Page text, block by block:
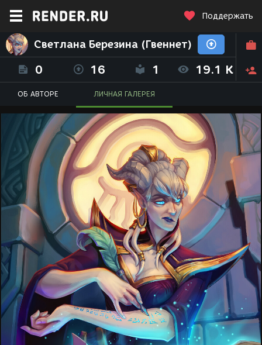
Поддержать
Светлана Березина (Гвеннет)
0 16 1 19.1 K
ОБ АВТОРЕ ЛИЧНАЯ ГАЛЕРЕЯ